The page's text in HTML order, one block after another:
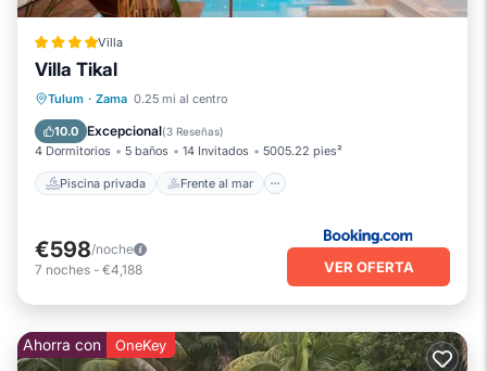
Villa
Villa Tikal
Tulum · Zama 0.25 mi al centro
10.0 Excepcional(3 Reseñas)
4 Dormitorios 5 baños 14 Invitados 5005.22 pies²
Piscina privada Frente al mar
Piscina privada
Bañera de hidromasaje
€598/noche
7 noches - €4,188 VER OFERTA
Ahorra con OneKey